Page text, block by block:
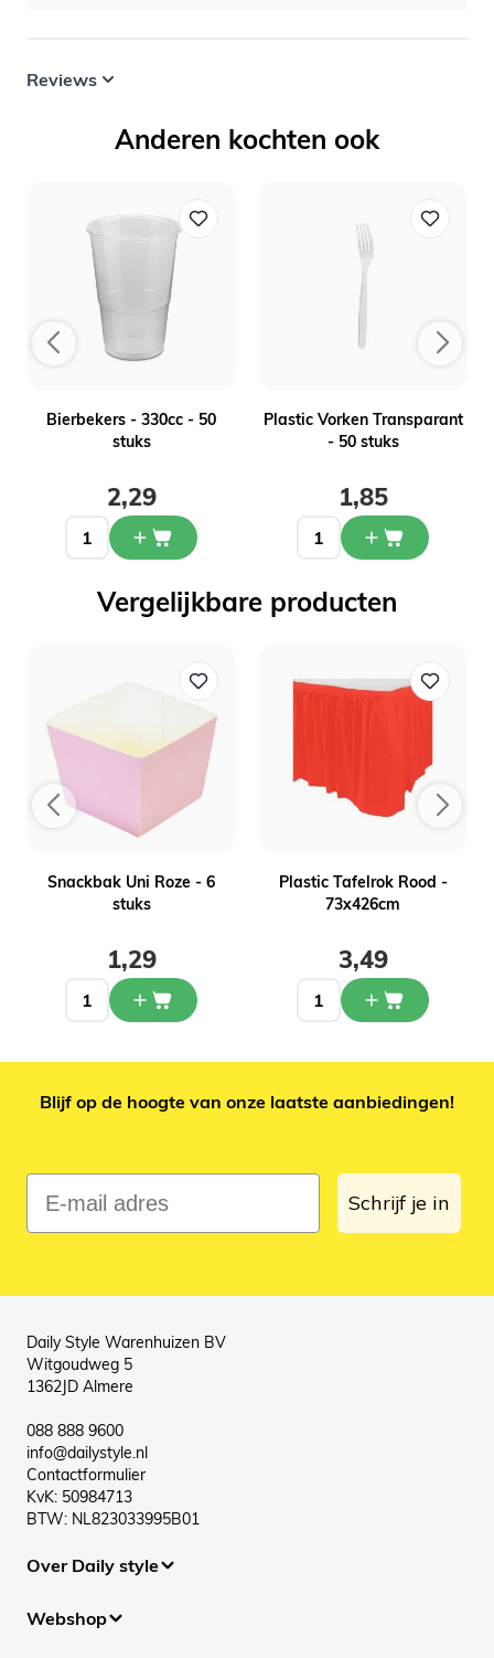
Reviews
Anderen kochten ook
Bierbekers - 330cc - 50
stuks
2,29
Plastic Vorken Transparant
- 50 stuks
1,85
Vergelijkbare producten
Snackbak Uni Roze - 6
stuks
1,29
Plastic Tafelrok Rood -
73x426cm
3,49
Blijf op de hoogte van onze laatste aanbiedingen!
E-mail adres
Schrijf je in
Daily Style Warenhuizen BV
Witgoudweg 5
1362JD Almere
088 888 9600
info@dailystyle.nl
Contactformulier
KvK: 50984713
BTW: NL823033995B01
Over Daily style
Webshop